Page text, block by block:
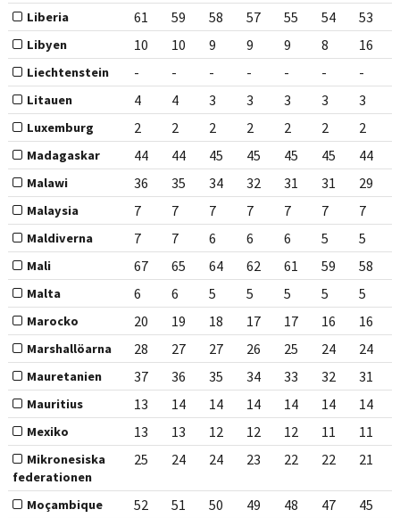
Liberia 61 59 58 57 55 54 53
Libyen 10 10 9 9 9 8 16
Liechtenstein - - - - - - -
Litauen 4 4 3 3 3 3 3
Luxemburg 2 2 2 2 2 2 2
Madagaskar 44 44 45 45 45 45 44
Malawi 36 35 34 32 31 31 29
Malaysia 7 7 7 7 7 7 7
Maldiverna 7 7 6 6 6 5 5
Mali 67 65 64 62 61 59 58
Malta 6 6 5 5 5 5 5
Marocko 20 19 18 17 17 16 16
Marshallöarna 28 27 27 26 25 24 24
Mauretanien 37 36 35 34 33 32 31
Mauritius 13 14 14 14 14 14 14
Mexiko 13 13 12 12 12 11 11
Mikronesiska
federationen
25 24 24 23 22 22 21
Moçambique 52 51 50 49 48 47 45